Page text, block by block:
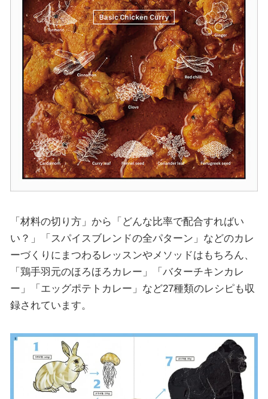
「材料の切り方」から「どんな比率で配合すればい
い？」「スパイスブレンドの全パターン」などのカレ
ーづくりにまつわるレッスンやメソッドはもちろん、
「鶏手羽元のほろほろカレー」「バターチキンカレ
ー」「エッグポテトカレー」など27種類のレシピも収
録されています。